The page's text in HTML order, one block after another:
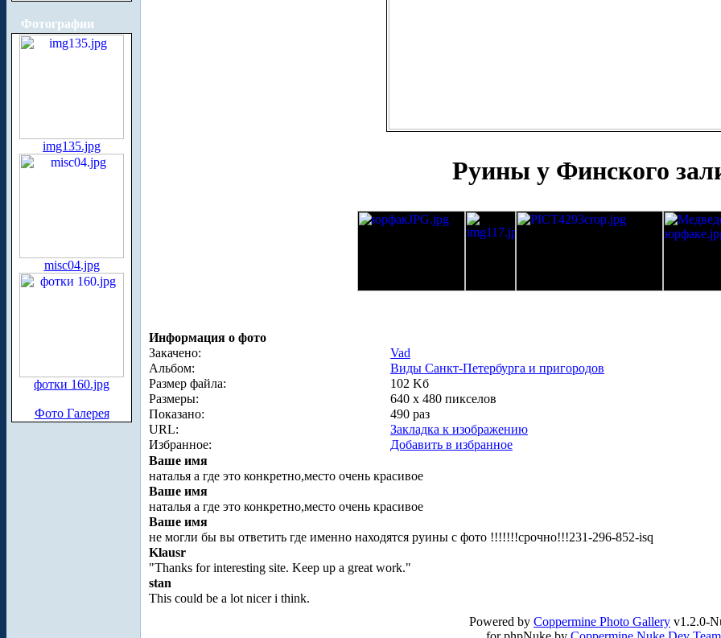
Фотографии
img135.jpg
misc04.jpg
фотки 160.jpg
Фото Галерея
Руины у Финского
Информация о фото
Закачено:
Vad
Альбом:
Виды Санкт-Петербурга и пригородов
Размер файла:
102 Kб
Размеры:
640 x 480 пикселов
Показано:
490 раз
URL:
Закладка к изображению
Избранное:
Добавить в избранное
Ваше имя
наталья а где это конкретно,место очень красивое
Ваше имя
наталья а где это конкретно,место очень красивое
Ваше имя
не могли бы вы ответить где именно находятся руины с фото !!!!!!!срочно!!!231-296-852-isq
Klausr
"Thanks for interesting site. Keep up a great work."
stan
This could be a lot nicer i think.
Powered by Coppermine Photo Gallery v1.2.0-